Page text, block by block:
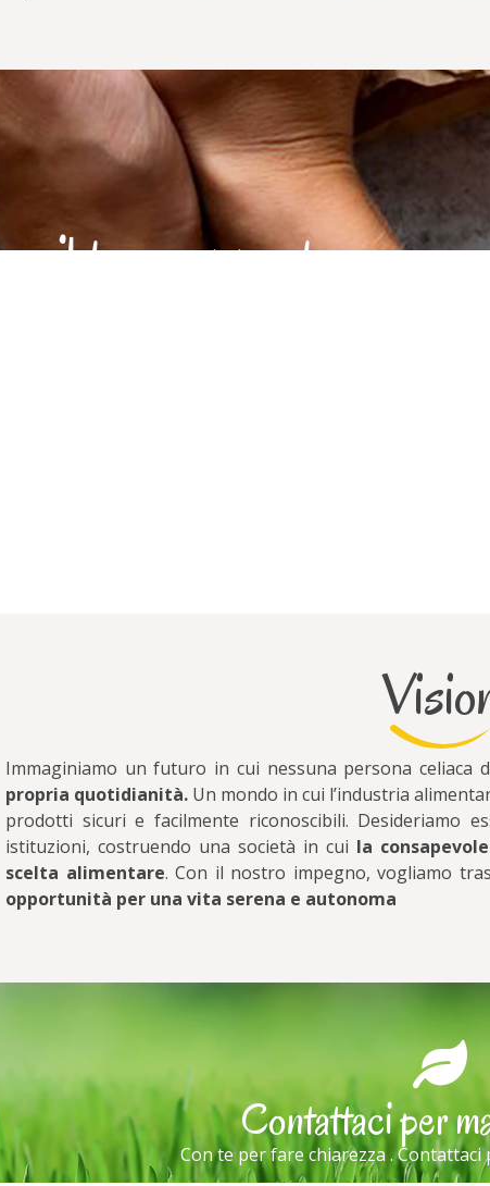
il tuo supporto
Immaginiamo un futuro in cui nessuna persona celiaca
propria quotidianità. Un mondo in cui l’industria
prodotti sicuri e facilmente riconoscibili.
istituzioni, costruendo una società in cui la
scelta alimentare. Con il nostro impegno, vogliamo
opportunità per una vita serena e autonoma
Contattaci per
Con te per fare chiarezza .